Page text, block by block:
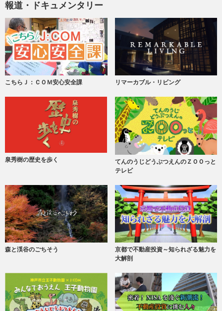
報道・ドキュメンタリー
こちらＪ：ＣＯＭ安心安全課 リマーカブル・リビング
泉秀樹の歴史を歩く
てんのうじどうぶつえんのＺＯＯっと
テレビ
森と渓谷のごちそう
京都で不動産投資～知られざる魅力を
大解剖